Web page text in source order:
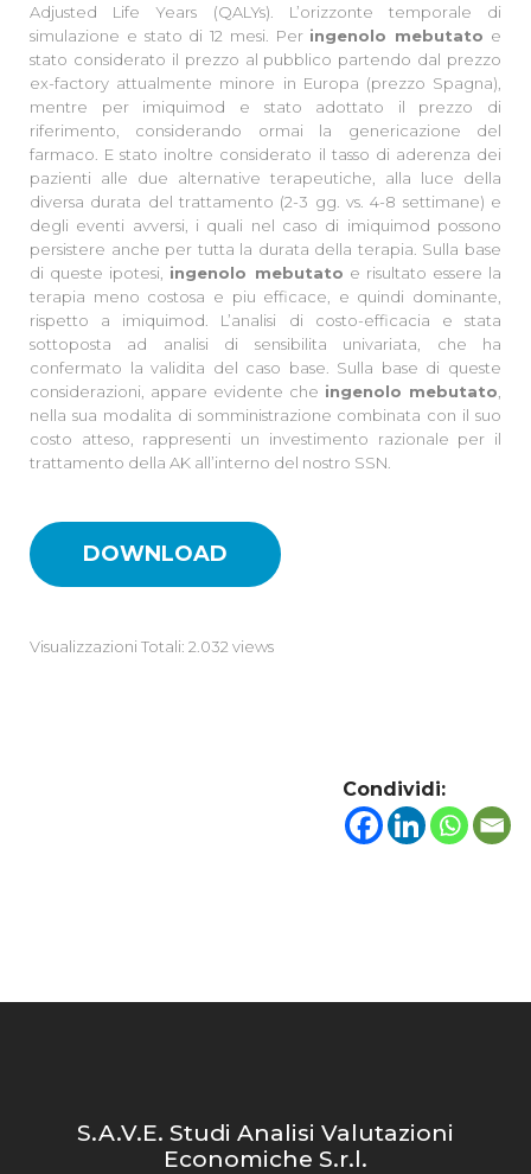
Adjusted Life Years (QALYs). L’orizzonte temporale di
simulazione e stato di 12 mesi. Per ingenolo mebutato e
stato considerato il prezzo al pubblico partendo dal prezzo
ex-factory attualmente minore in Europa (prezzo Spagna),
mentre per imiquimod e stato adottato il prezzo di
riferimento, considerando ormai la genericazione del
farmaco. E stato inoltre considerato il tasso di aderenza dei
pazienti alle due alternative terapeutiche, alla luce della
diversa durata del trattamento (2-3 gg. vs. 4-8 settimane) e
degli eventi avversi, i quali nel caso di imiquimod possono
persistere anche per tutta la durata della terapia. Sulla base
di queste ipotesi, ingenolo mebutato e risultato essere la
terapia meno costosa e piu efficace, e quindi dominante,
rispetto a imiquimod. L’analisi di costo-efficacia e stata
sottoposta ad analisi di sensibilita univariata, che ha
confermato la validita del caso base. Sulla base di queste
considerazioni, appare evidente che ingenolo mebutato
nella sua modalita di somministrazione combinata con il suo
costo atteso, rappresenti un investimento razionale per il
trattamento della AK all’interno del nostro SSN.
DOWNLOAD
Visualizzazioni Totali: 2.032 views
Condividi:
S.A.V.E. Studi Analisi Valutazioni
Economiche S.r.l.